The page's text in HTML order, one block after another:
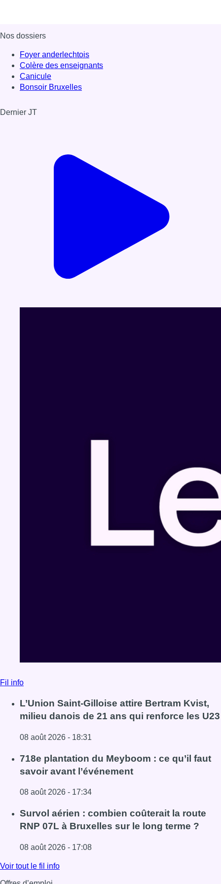
Nos dossiers
Foyer anderlechtois
Colère des enseignants
Canicule
Bonsoir Bruxelles
Dernier JT
Fil info
L’Union Saint-Gilloise attire Bertram Kvist,
milieu danois de 21 ans qui renforce les U23
08 août 2026 - 18:31
Lire l'article L’Union Saint-Gilloise attire Bertram Kvist,
718e plantation du Meyboom : ce qu’il faut
savoir avant l’événement
08 août 2026 - 17:34
Lire l'article 718e plantation du Meyboom : ce qu’il faut
Survol aérien : combien coûterait la route
RNP 07L à Bruxelles sur le long terme ?
08 août 2026 - 17:08
Lire l'article Survol aérien : combien coûterait la route
Voir tout le fil info